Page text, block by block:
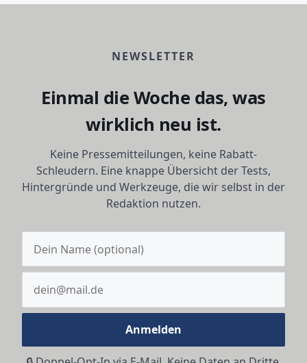
NEWSLETTER
Einmal die Woche das, was
wirklich neu ist.
Keine Pressemitteilungen, keine Rabatt-
Schleudern. Eine knappe Übersicht der Tests,
Hintergründe und Werkzeuge, die wir selbst in der
Redaktion nutzen.
Anmelden